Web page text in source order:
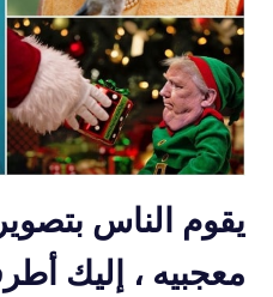
يقوم الناس
معجبيه ، إليك